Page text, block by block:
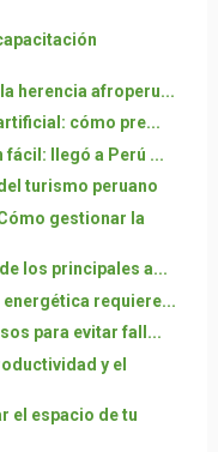
herencia afroperu...
cómo pre...
fácil: llegó a Perú ...
turismo peruano
gestionar la
los principales a...
energética requiere...
para evitar fall...
y el
el espacio de tu